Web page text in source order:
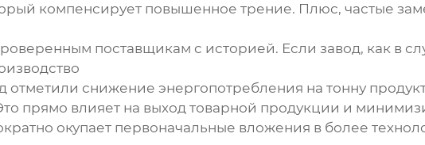
компенсирует повышенное трение. Плюс, частые
поставщикам с историей. Если завод, как в
снижение энергопотребления на тонну
прямо влияет на выход товарной продукции и
окупает первоначальные вложения в более